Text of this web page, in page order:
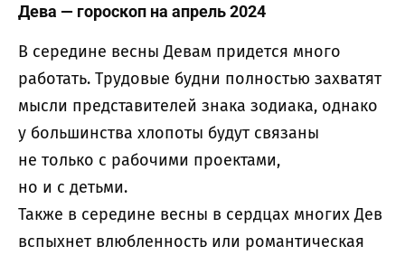
Дева — гороскоп на апрель 2024
В середине весны Девам придется много
работать. Трудовые будни полностью захватят
мысли представителей знака зодиака, однако
у большинства хлопоты будут связаны
не только с рабочими проектами,
но и с детьми.
Также в середине весны в сердцах многих Дев
вспыхнет влюбленность или романтическая